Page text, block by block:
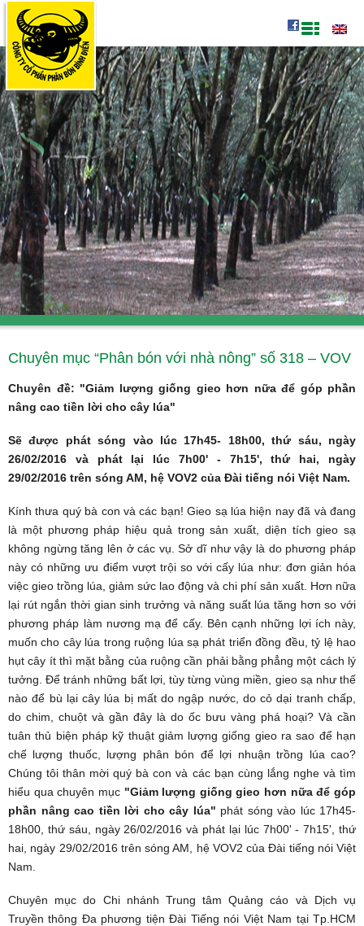
Chuyên mục “Phân bón với nhà nông” số 318 – VOV
Chuyên đề: "Giảm lượng giống gieo hơn nữa để góp phần
nâng cao tiền lời cho cây lúa"
Sẽ được phát sóng vào lúc 17h45- 18h00, thứ sáu, ngày
26/02/2016 và phát lại lúc 7h00' - 7h15', thứ hai, ngày
29/02/2016 trên sóng AM, hệ VOV2 của Đài tiếng nói Việt Nam.
Kính thưa quý bà con và các bạn! Gieo sạ lúa hiện nay đã và đang
là một phương pháp hiệu quả trong sản xuất, diện tích gieo sạ
không ngừng tăng lên ở các vụ. Sở dĩ như vậy là do phương pháp
này có những ưu điểm vượt trội so với cấy lúa như: đơn giản hóa
việc gieo trồng lúa, giảm sức lao động và chi phí sản xuất. Hơn nữa
lại rút ngắn thời gian sinh trưởng và năng suất lúa tăng hơn so với
phương pháp làm nương mạ để cấy. Bên cạnh những lợi ích này,
muốn cho cây lúa trong ruộng lúa sạ phát triển đồng đều, tỷ lệ hao
hụt cây ít thì mặt bằng của ruộng cần phải bằng phẳng một cách lý
tưởng. Để tránh những bất lợi, tùy từng vùng miền, gieo sạ như thế
nào để bù lại cây lúa bị mất do ngập nước, do cỏ dại tranh chấp,
do chim, chuột và gần đây là do ốc bưu vàng phá hoại? Và cần
tuân thủ biện pháp kỹ thuật giảm lượng giống gieo ra sao để hạn
chế lượng thuốc, lượng phân bón để lợi nhuận trồng lúa cao?
Chúng tôi thân mời quý bà con và các bạn cùng lắng nghe và tìm
hiểu qua chuyên mục "Giảm lượng giống gieo hơn nữa để góp
phần nâng cao tiền lời cho cây lúa" phát sóng vào lúc 17h45-
18h00, thứ sáu, ngày 26/02/2016 và phát lại lúc 7h00' - 7h15', thứ
hai, ngày 29/02/2016 trên sóng AM, hệ VOV2 của Đài tiếng nói Việt
Nam.
Chuyên mục do Chi nhánh Trung tâm Quảng cáo và Dịch vụ
Truyền thông Đa phương tiện Đài Tiếng nói Việt Nam tại Tp.HCM